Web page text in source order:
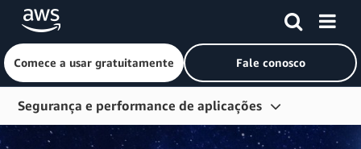
Pular para o conteúdo principal
Comece a usar gratuitamente Fale conosco
Segurança e performance de aplicações
Visão geral